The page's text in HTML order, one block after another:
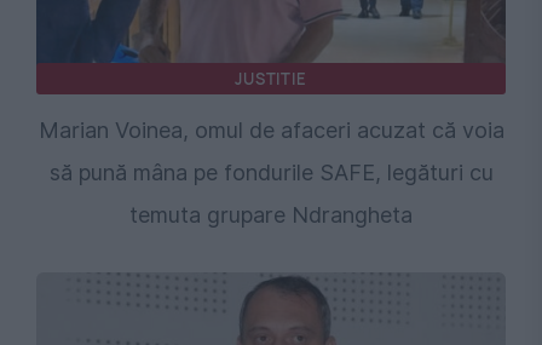
JUSTITIE
Marian Voinea, omul de afaceri acuzat că voia
să pună mâna pe fondurile SAFE, legături cu
temuta grupare Ndrangheta